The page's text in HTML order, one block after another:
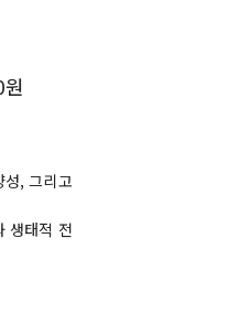
, 그리고
생태적 전